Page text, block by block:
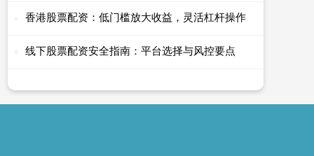
香港股票配资：低门槛放大收益，灵活杠杆操作
线下股票配资安全指南：平台选择与风控要点